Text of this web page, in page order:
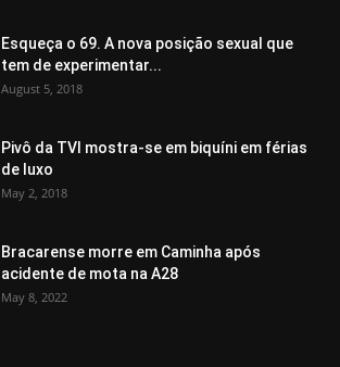
Esqueça o 69. A nova posição sexual que
tem de experimentar...
August 5, 2018
Pivô da TVI mostra-se em biquíni em férias
de luxo
May 2, 2018
Bracarense morre em Caminha após
acidente de mota na A28
May 8, 2022